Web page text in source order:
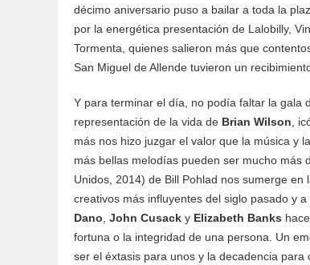
décimo aniversario puso a bailar a toda la
por la energética presentación de Lalobilly,
Tormenta, quienes salieron más que
San Miguel de Allende tuvieron un
Y para terminar el día, no podía faltar la gala
representación de la vida de Brian Wilson ,
más nos hizo juzgar el valor que la música y
más bellas melodías pueden ser mucho más
Unidos, 2014) de Bill Pohlad nos sumerge
creativos más influyentes del siglo pasado y
Dano John Cusack y Elizabeth Banks
fortuna o la integridad de una persona. Un
ser el éxtasis para unos y la decadencia